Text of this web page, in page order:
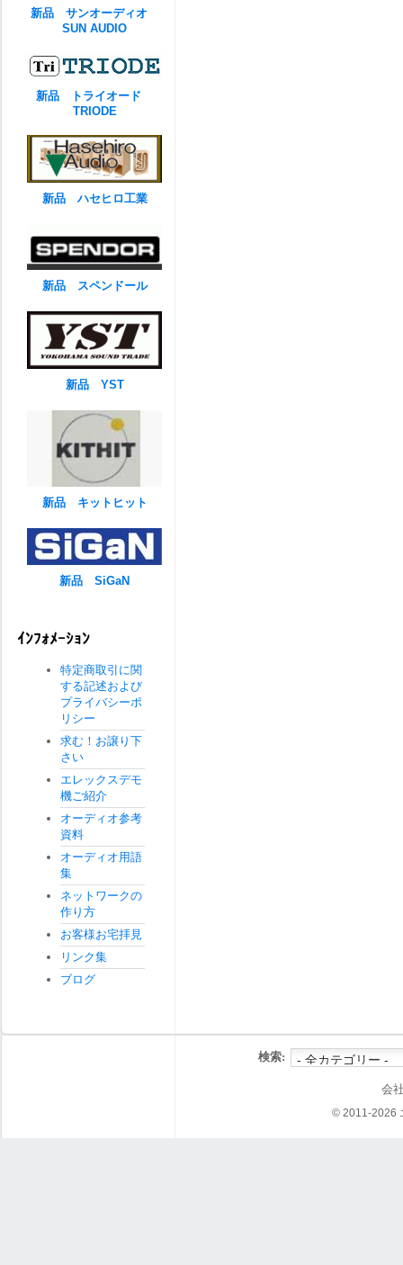
新品 サンオーディオ
SUN AUDIO
新品 トライオード
TRIODE
新品 ハセヒロ工業
新品 スペンドール
新品 YST
新品 キットヒット
新品 SiGaN
ｲﾝﾌｫﾒｰｼｮﾝ
特定商取引に関
する記述および
プライバシーポ
リシー
求む！お譲り下
さい
エレックスデモ
機ご紹介
オーディオ参考
資料
オーディオ用語
集
ネットワークの
作り方
お客様お宅拝見
リンク集
ブログ
検索:
会
© 2011-2026